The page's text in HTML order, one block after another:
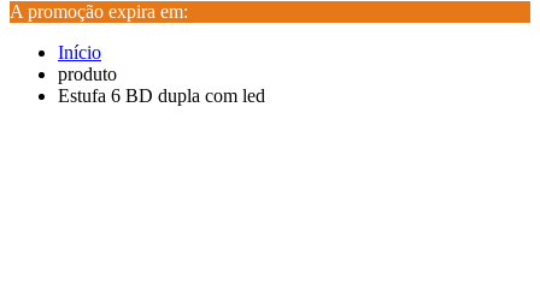
A promoção expira em:
Início
produto
Estufa 6 BD dupla com led